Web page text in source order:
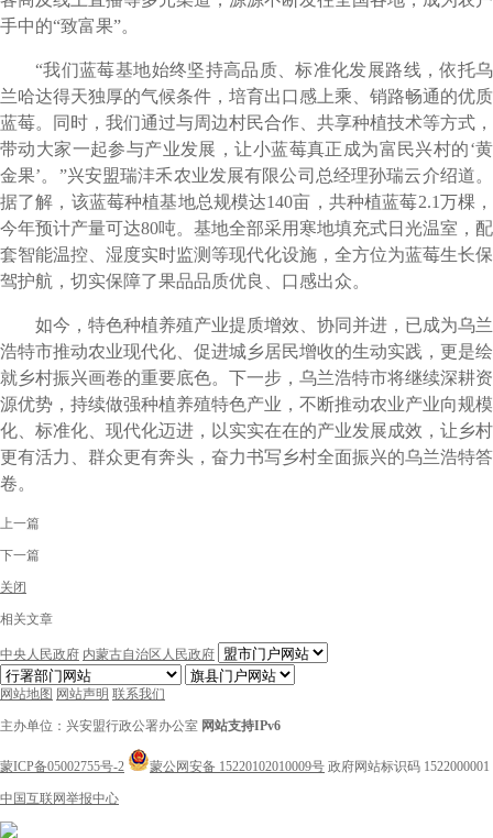
手中的“致富果”。
“我们蓝莓基地始终坚持高品质、标准化发展路线，依托乌
兰哈达得天独厚的气候条件，培育出口感上乘、销路畅通的优质
蓝莓。同时，我们通过与周边村民合作、共享种植技术等方式，
带动大家一起参与产业发展，让小蓝莓真正成为富民兴村的‘黄
金果’。”兴安盟瑞沣禾农业发展有限公司总经理孙瑞云介绍道。
据了解，该蓝莓种植基地总规模达140亩，共种植蓝莓2.1万棵，
今年预计产量可达80吨。基地全部采用寒地填充式日光温室，配
套智能温控、湿度实时监测等现代化设施，全方位为蓝莓生长保
驾护航，切实保障了果品品质优良、口感出众。
如今，特色种植养殖产业提质增效、协同并进，已成为乌兰
浩特市推动农业现代化、促进城乡居民增收的生动实践，更是绘
就乡村振兴画卷的重要底色。下一步，乌兰浩特市将继续深耕资
源优势，持续做强种植养殖特色产业，不断推动农业产业向规模
化、标准化、现代化迈进，以实实在在的产业发展成效，让乡村
更有活力、群众更有奔头，奋力书写乡村全面振兴的乌兰浩特答
卷。
上一篇
下一篇
关闭
相关文章
中央人民政府 内蒙古自治区人民政府
网站地图 网站声明 联系我们
主办单位：兴安盟行政公署办公室 网站支持IPv6
蒙ICP备05002755号-2 蒙公网安备 15220102010009号 政府网站标识码 1522000001
中国互联网举报中心